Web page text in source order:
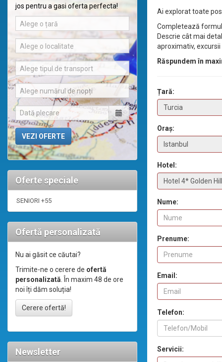
jos pentru a gasi oferta perfecta!
Alege o țară
Alege o localitate
Alege tipul de transport
Alege numărul de nopți
Oferte speciale
SENIORI +55
Ofertă personalizată
Nu ai găsit ce căutai?
Trimite-ne o cerere de ofertă
personalizată. În maxim 48 de ore
noi îți dăm soluția!
Cerere ofertă!
Newsletter
Ai explorat toate
Completează
Descrie cât mai
aproximativ,
Răspundem în
Țară:
Oraș:
Hotel:
Nume:
Prenume:
Email:
Telefon:
Servicii: